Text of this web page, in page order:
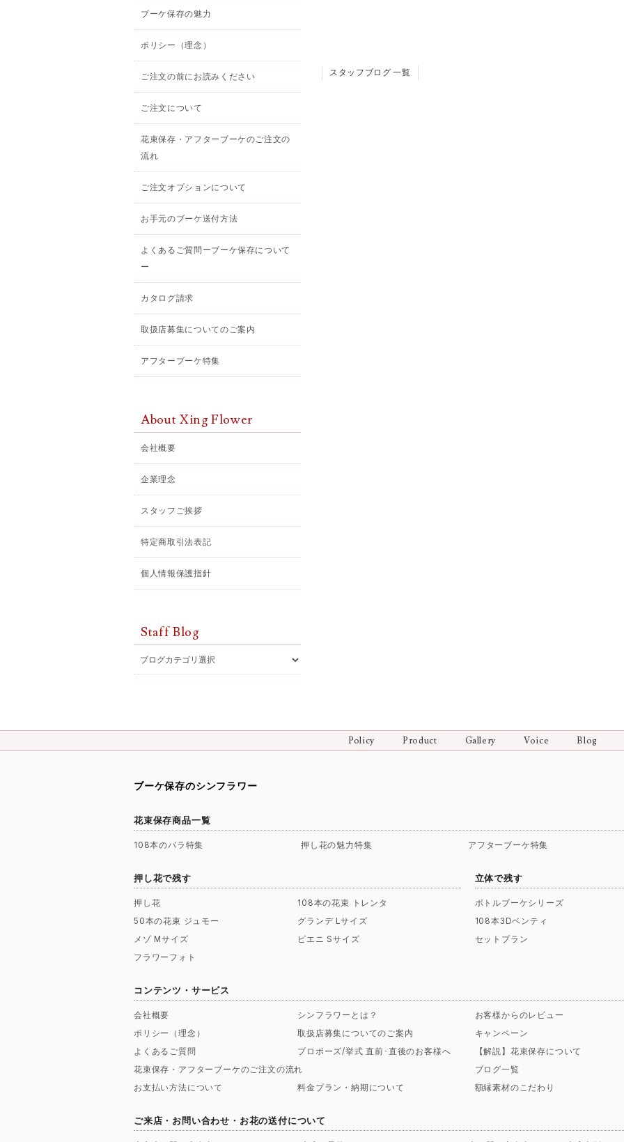
スタッフブログ 一覧
ブーケ保存の魅力
ポリシー（理念）
ご注文の前にお読みください
ご注文について
花束保存・アフターブーケのご注文の
流れ
ご注文オプションについて
お手元のブーケ送付方法
よくあるご質問ーブーケ保存について
ー
カタログ請求
取扱店募集についてのご案内
アフターブーケ特集
About Xing Flower
会社概要
企業理念
スタッフご挨拶
特定商取引法表記
個人情報保護指針
Staff Blog
Policy Product Gallery Voice Blog
ブーケ保存のシンフラワー
花束保存商品一覧
108本のバラ特集 押し花の魅力特集 アフターブーケ特集
押し花で残す
押し花
108本の花束 トレンタ
50本の花束 ジュモー
グランデ Lサイズ
メゾ Mサイズ
ピエニ Sサイズ
フラワーフォト
立体で残す
ボトルブーケシリーズ
108本3Dベンティ
セットプラン
コンテンツ・サービス
会社概要
シンフラワーとは？
ポリシー（理念）
取扱店募集についてのご案内
よくあるご質問
プロポーズ/挙式 直前･直後のお客様へ
花束保存・アフターブーケのご注文の流れ
お支払い方法について
料金プラン・納期について
お客様からのレビュー
キャンペーン
【解説】花束保存について
ブログ一覧
額縁素材のこだわり
ご来店・お問い合わせ・お花の送付について